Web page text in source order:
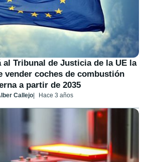
Tribunal de Justicia de la UE la
vender coches de combustión
a partir de 2035
Callejo Hace 3 años